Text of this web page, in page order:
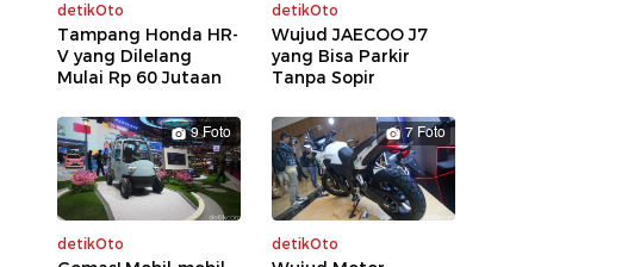
detikOto
Tampang Honda HR-
V yang Dilelang
Mulai Rp 60 Jutaan
detikOto
Wujud JAECOO J7
yang Bisa Parkir
Tanpa Sopir
9 Foto
detikOto
7 Foto
detikOto